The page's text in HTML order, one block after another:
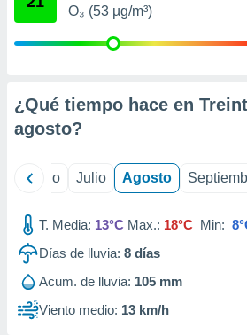
mediante
publicidad
publicidad
1199
O₃ (53 µg/m³)
¿Qué tiempo hace en
agosto?
Junio Julio Agosto
T. Media: 13°C Max.: 18°C Min:
Días de lluvia: 8 días
Acum. de lluvia: 105 mm
Viento medio: 13 km/h